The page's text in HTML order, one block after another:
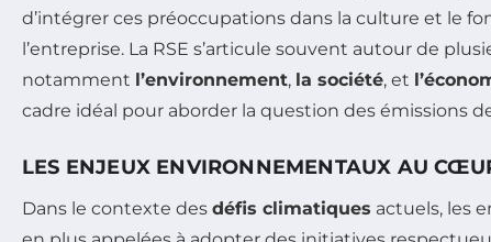
d’intégrer ces préoccupations dans la culture et le
l’entreprise. La RSE s’articule souvent autour de
notamment l’environnement, la société, et
cadre idéal pour aborder la question des émissions
LES ENJEUX ENVIRONNEMENTAUX AU
Dans le contexte des défis climatiques actuels, les